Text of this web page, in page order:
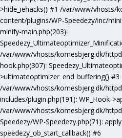
>hide_iehacks() #1 /var/www/vhosts/
content/plugins/WP-Speedezy/inc/
minify-main.php(203):
/var/www/vhosts/komesbjerg.dk/
hook.php(307):
>ultimateoptimizer_end_buffering() #3
/var/www/vhosts/komesbjerg.dk/
includes/plugin.php(191): WP_Hook-
/var/www/vhosts/komesbjerg.dk/
Speedezy/WP-Speedezy.php(71):
speedezy_ob_start_callback() #6